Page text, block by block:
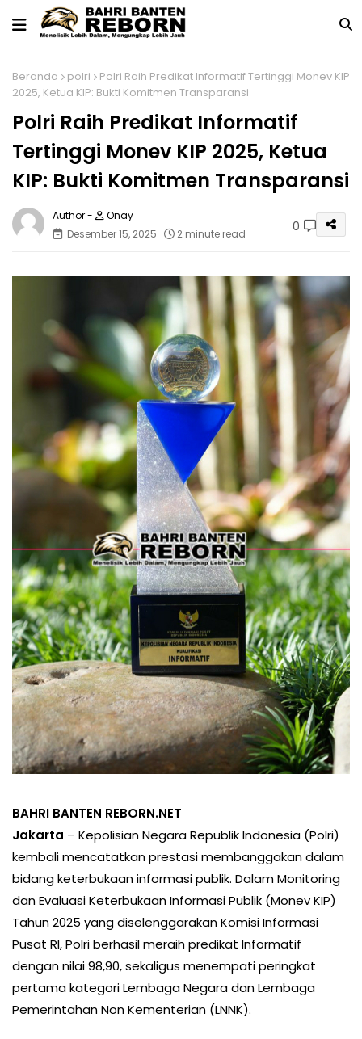
Beranda polri
Polri Raih Predikat Informatif Tertinggi Monev KIP
2025, Ketua KIP: Bukti Komitmen Transparansi
Polri Raih Predikat Informatif
Tertinggi Monev KIP 2025, Ketua
KIP: Bukti Komitmen Transparansi
Onay
Desember 15, 2025
2 minute read 0
BAHRI BANTEN REBORN.NET
Jakarta – Kepolisian Negara Republik Indonesia (Polri)
kembali mencatatkan prestasi membanggakan dalam
bidang keterbukaan informasi publik. Dalam Monitoring
dan Evaluasi Keterbukaan Informasi Publik (Monev KIP)
Tahun 2025 yang diselenggarakan Komisi Informasi
Pusat RI, Polri berhasil meraih predikat Informatif
dengan nilai 98,90, sekaligus menempati peringkat
pertama kategori Lembaga Negara dan Lembaga
Pemerintahan Non Kementerian (LNNK).